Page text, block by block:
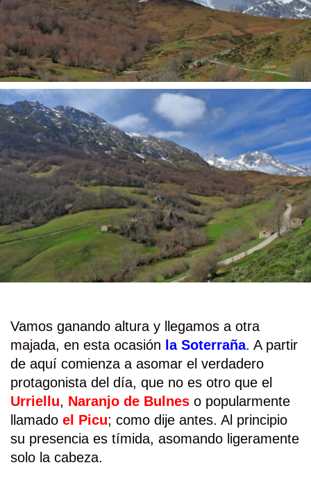
Vamos ganando altura y llegamos a otra
majada, en esta ocasión la Soterraña. A partir
de aquí comienza a asomar el verdadero
protagonista del día, que no es otro que el
Urriellu, Naranjo de Bulnes o popularmente
llamado el Picu; como dije antes. Al principio
su presencia es tímida, asomando ligeramente
solo la cabeza.